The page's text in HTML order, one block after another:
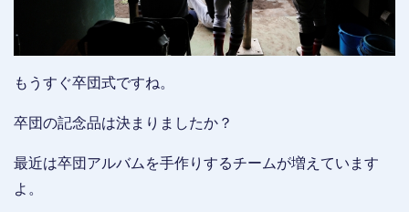
もうすぐ卒団式ですね。
卒団の記念品は決まりましたか？
最近は卒団アルバムを手作りするチームが増えています
よ。